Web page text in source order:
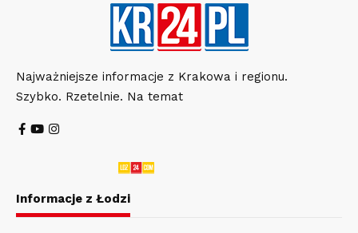
Najważniejsze informacje z Krakowa i regionu.
Szybko. Rzetelnie. Na temat
Informacje z Łodzi